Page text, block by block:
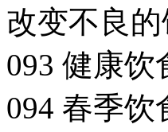
改变不良
093 健康饮
094 春季饮